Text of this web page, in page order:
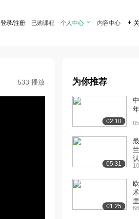
登录/注册 已购课程 个人中心  内容中心 
533 播放 为你推荐
02:10
05:31
认
01:25